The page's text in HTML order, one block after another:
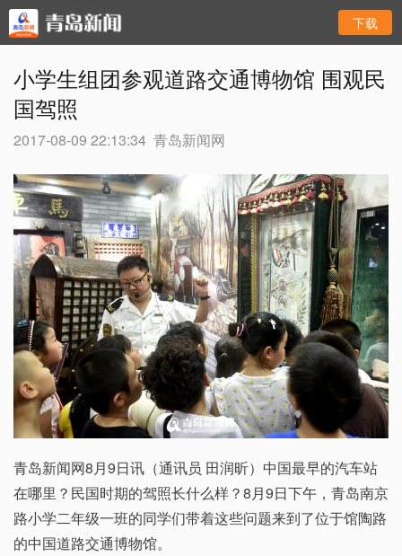
下载
小学生组团参观道路交通博物馆 围观民
国驾照
2017-08-09 22:13:34 青岛新闻网
青岛新闻网8月9日讯（通讯员 田润昕）中国最早的汽车站
在哪里？民国时期的驾照长什么样？8月9日下午，青岛南京
路小学二年级一班的同学们带着这些问题来到了位于馆陶路
的中国道路交通博物馆。